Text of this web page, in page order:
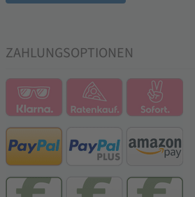
ZAHLUNGSOPTIONEN